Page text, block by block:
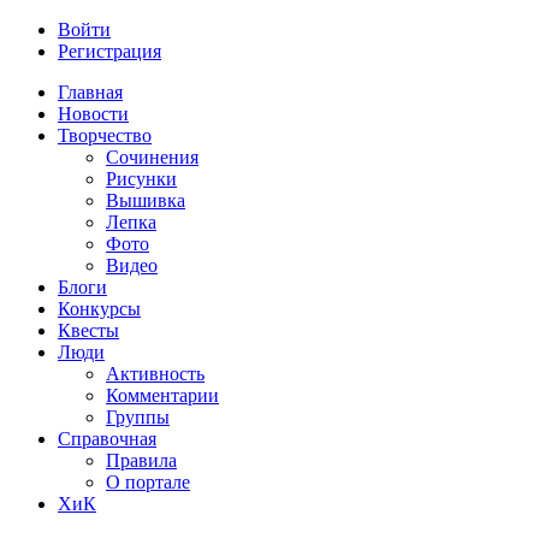
Войти
Регистрация
Главная
Новости
Творчество
Сочинения
Рисунки
Вышивка
Лепка
Фото
Видео
Блоги
Конкурсы
Квесты
Люди
Активность
Комментарии
Группы
Справочная
Правила
О портале
ХиК